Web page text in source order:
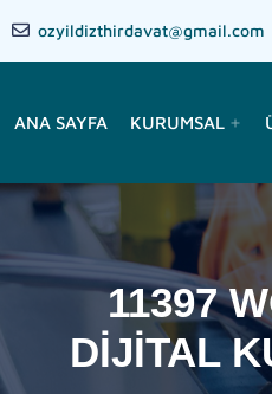
ozyildizthirdavat@gmail.com
ANA SAYFA KURUMSAL add
11397
DİJİTAL